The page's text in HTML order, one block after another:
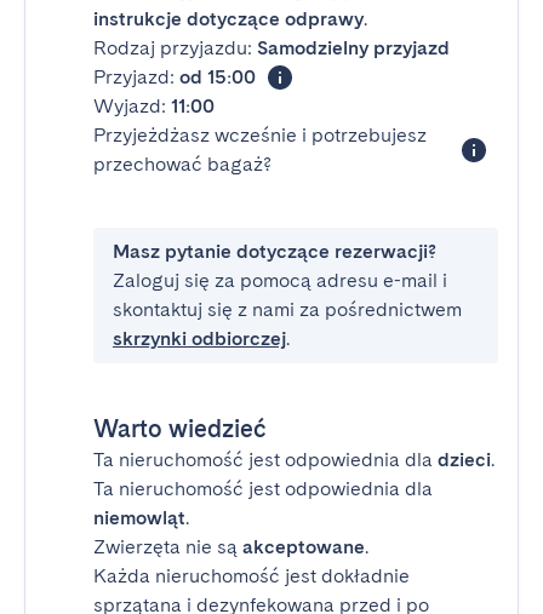
instrukcje dotyczące odprawy.
Rodzaj przyjazdu: Samodzielny przyjazd
Przyjazd: od 15:00
Wyjazd: 11:00
Przyjeżdżasz wcześnie i potrzebujesz
przechować bagaż?
Masz pytanie dotyczące rezerwacji?
Zaloguj się za pomocą adresu e-mail i
skontaktuj się z nami za pośrednictwem
skrzynki odbiorczej.
Warto wiedzieć
Ta nieruchomość jest odpowiednia dla dzieci.
Ta nieruchomość jest odpowiednia dla
niemowląt.
Zwierzęta nie są akceptowane.
Każda nieruchomość jest dokładnie
sprzątana i dezynfekowana przed i po